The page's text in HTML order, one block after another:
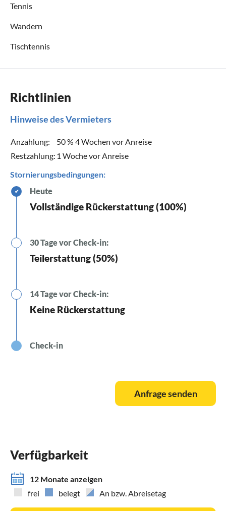
Tennis
Wandern
Tischtennis
Richtlinien
Hinweise des Vermieters
Anzahlung:
50 % 4 Wochen vor Anreise
Restzahlung: 1 Woche vor Anreise
Stornierungsbedingungen:
✔ Heute
Vollständige Rückerstattung (100%)
30 Tage vor Check-in:
Teilerstattung (50%)
14 Tage vor Check-in:
Keine Rückerstattung
Check-in
Anfrage senden
Verfügbarkeit
12 Monate anzeigen
frei
belegt An bzw. Abreisetag